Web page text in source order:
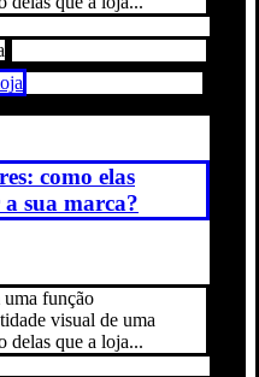
como elas
sua marca?
uma função
visual de uma
delas que a loja...